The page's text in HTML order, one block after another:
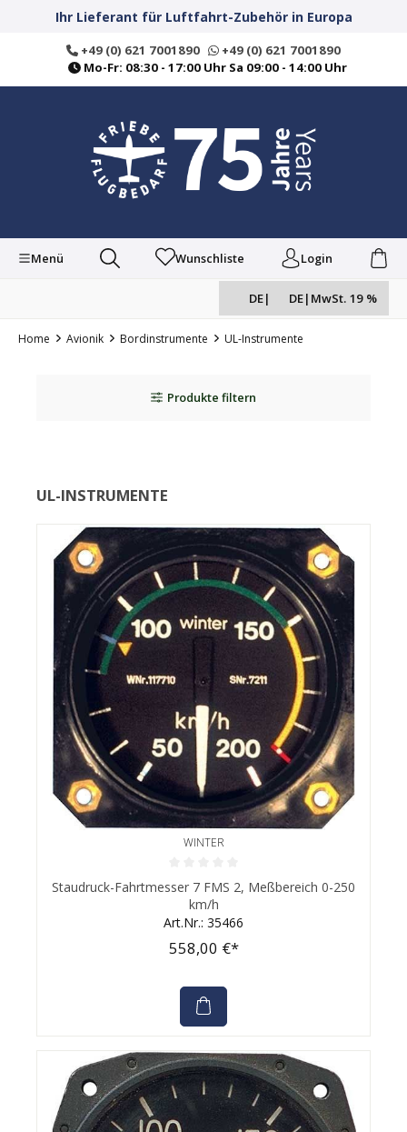
springenIhr Lieferant für Luftfahrt-Zubehör in Europa
+49 (0) 621 7001890
+49 (0) 621 7001890
Mo-Fr: 08:30 - 17:00 Uhr Sa 09:00 - 14:00 Uhr
Menü Wunschliste Login
DE| DE| MwSt. 19 %
Home Avionik Bordinstrumente UL-Instrumente
Produkte filtern
UL-INSTRUMENTE
WINTER
Durchschnittliche Bewertung von 0 von 5 Sternen
Staudruck-Fahrtmesser 7 FMS 2, Meßbereich 0-250
km/h
Art.Nr.: 35466
558,00 €*